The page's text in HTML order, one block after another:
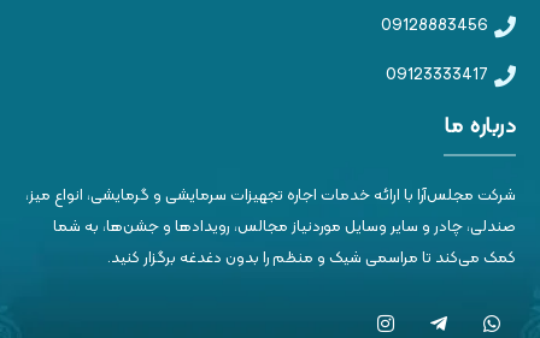
09128883456
09123333417
درباره ما
شرکت مجلس‌آرا با ارائه خدمات اجاره تجهیزات سرمایشی و گرمایشی، انواع میز،
صندلی، چادر و سایر وسایل موردنیاز مجالس، رویدادها و جشن‌ها، به شما
کمک می‌کند تا مراسمی شیک و منظم را بدون دغدغه برگزار کنید.